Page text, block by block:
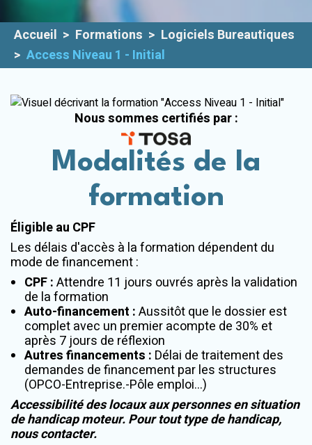
Plateforme
E-learning
Accueil > Formations > Logiciels Bureautiques
> Access Niveau 1 - Initial
Nous sommes certifiés par :
Modalités de la
formation
Éligible au CPF
Les délais d'accès à la formation dépendent du
mode de financement :
CPF :Attendre 11 jours ouvrés après la validation
de la formation
Auto-financement :Aussitôt que le dossier est
complet avec un premier acompte de 30% et
après 7 jours de réflexion
Autres financements : Délai de traitement des
demandes de financement par les structures
(OPCO-Entreprise.-Pôle emploi...)
Accessibilité des locaux aux personnes en situation
de handicap moteur. Pour tout type de handicap,
nous contacter.